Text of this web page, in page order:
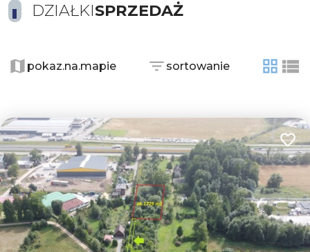
DZIAŁKISPRZEDAŻ
pokaz.na.mapie sortowanie
tabela